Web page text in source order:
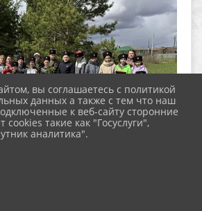
вы соглашаетесь с политикой
данных а также с тем что наш
к веб-сайту сторонние
cookies такие как "Госуслуги",
аналитика".